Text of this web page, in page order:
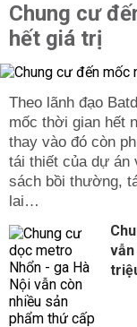
Chung cư
hết giá trị
Theo lãnh đạo
mốc thời gian hết
thay vào đó còn
tái thiết của dự án
sách bồi thường,
lai…